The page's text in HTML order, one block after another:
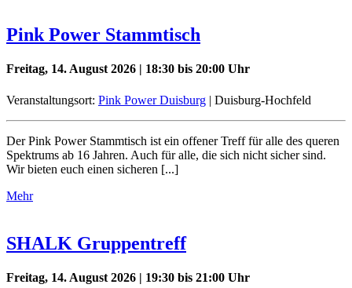
Pink Power Stammtisch
Freitag, 14. August 2026 | 18:30 bis 20:00 Uhr
Veranstaltungsort: Pink Power Duisburg | Duisburg-Hochfeld
Der Pink Power Stammtisch ist ein offener Treff für alle des queren
Spektrums ab 16 Jahren. Auch für alle, die sich nicht sicher sind.
Wir bieten euch einen sicheren [...]
Mehr
SHALK Gruppentreff
Freitag, 14. August 2026 | 19:30 bis 21:00 Uhr